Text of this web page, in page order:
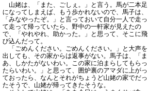
山姥は、「また、ごしぇ。」と言う。馬が二本足
になってしまえば、もう歩かれないので、馬子は、
「みなやったぞ。」と言っておいて自分一人で走っ
て走って帰っていたら、野中の一軒家が見えたの
で、「やれやれ、助かった。」と思って、そこに飛
び込んだって。
「ごめんください。ごめんください。」と大声を
出しても、その家からは返事がない。馬子は、「ま
あ、しかたがないわい。この家に泊まらしてもらっ
たらいわい。」と思って、囲炉裏のアマダに上がっ
ておったら、なんとそれがちょうど山姥の家でだっ
たそうで、山姥が帰ってきたそうな。